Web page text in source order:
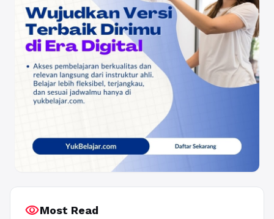
visibilityMost Read